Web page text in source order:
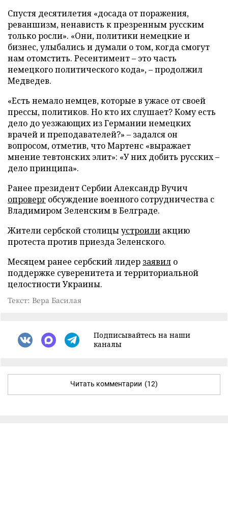
Спустя десятилетия «досада от поражения,
реваншизм, ненависть к презренным русским
только росли». «Они, политики немецкие и
бизнес, улыбались и думали о том, когда смогут
нам отомстить. Ресентимент – это часть
немецкого политического кода», – продолжил
Медведев.
«Есть немало немцев, которые в ужасе от своей
прессы, политиков. Но кто их слушает? Кому есть
дело до уезжающих из Германии немецких
врачей и преподавателей?» – задался он
вопросом, отметив, что Мартенс «выражает
мнение тевтонских элит»: «У них добить русских –
дело принципа».
Ранее президент Сербии Александр Вучич
опроверг обсуждение военного сотрудничества с
Владимиром Зеленским в Белграде.
Жители сербской столицыустроили акцию
протеста против приезда Зеленского.
Месяцем ранее сербский лидер заявил о
поддержке суверенитета и территориальной
целостности Украины.
Текст: Вера Басилая
Подписывайтесь на наши
каналы
Читать комментарии (12)